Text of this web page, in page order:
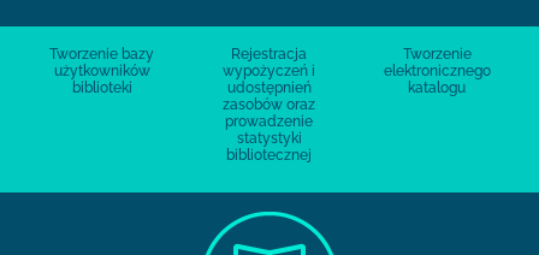
Tworzenie bazy
użytkowników
biblioteki
Rejestracja
wypożyczeń i
udostępnień
zasobów oraz
prowadzenie
statystyki
bibliotecznej
Tworzenie
elektronicznego
katalogu